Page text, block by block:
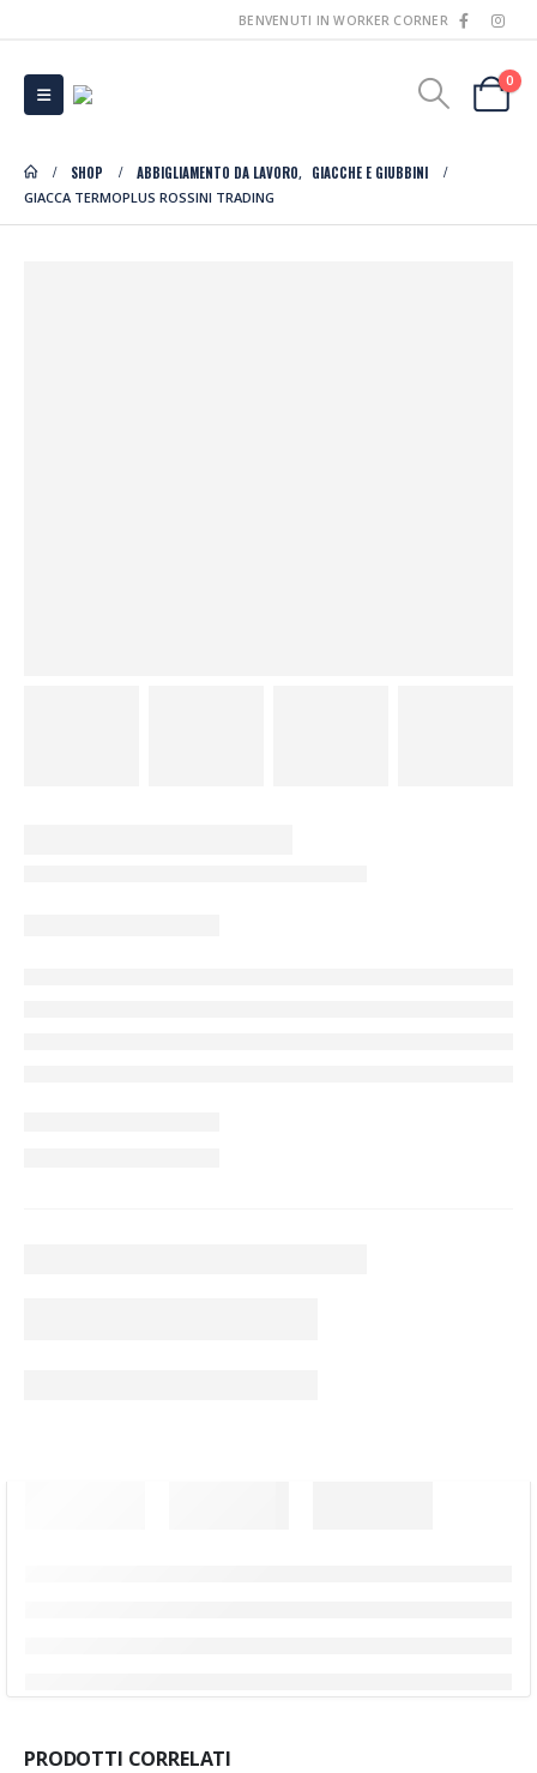
BENVENUTI IN WORKER CORNER
0
SHOP ABBIGLIAMENTO DA LAVORO, GIACCHE E GIUBBINI
GIACCA TERMOPLUS ROSSINI TRADING
PRODOTTI CORRELATI